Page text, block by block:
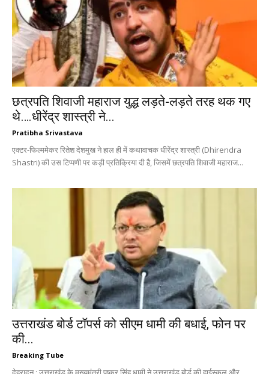
छत्रपति शिवाजी महाराज युद्ध लड़ते-लड़ते तरह थक गए
थे….धीरेंद्र शास्त्री ने...
Pratibha Srivastava
एक्टर-फिल्ममेकर रितेश देशमुख ने हाल ही में कथावाचक धीरेंद्र शास्त्री (Dhirendra
Shastri) की उस टिप्पणी पर कड़ी प्रतिक्रिया दी है, जिसमें छत्रपति शिवाजी महाराज...
उत्तराखंड बोर्ड टॉपर्स को सीएम धामी की बधाई, फोन पर
की...
Breaking Tube